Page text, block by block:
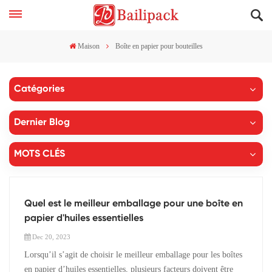
Maison Boîte en papier pour bouteilles
Catégories
Dernier Blog
MOTS CLÉS
Quel est le meilleur emballage pour une boîte en
papier d'huiles essentielles
Dec 20, 2023
Lorsqu’il s’agit de choisir le meilleur emballage pour les boîtes
en papier d’huiles essentielles, plusieurs facteurs doivent être